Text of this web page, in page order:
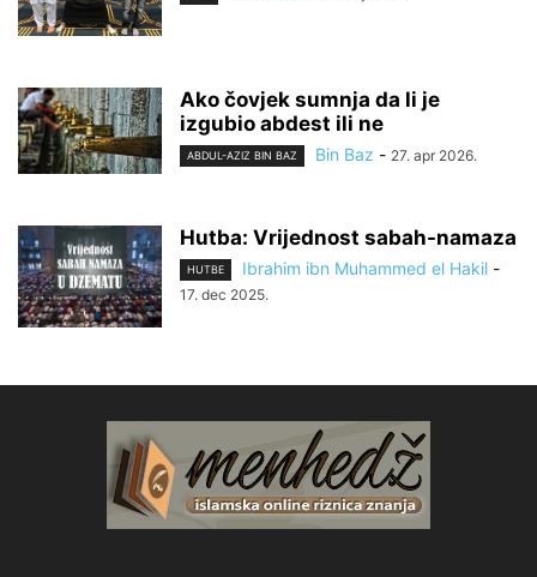
Ako čovjek sumnja da li je
izgubio abdest ili ne
ABDUL-AZIZ BIN BAZ Bin Baz - 27. apr 2026.
Hutba: Vrijednost sabah-namaza
HUTBE Ibrahim ibn Muhammed el Hakil -
17. dec 2025.